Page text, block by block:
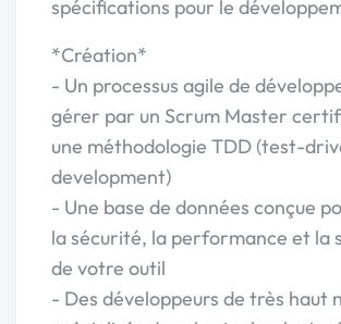
spécifications pour le
*Création*
- Un processus agile de
gérer par un Scrum Master
une méthodologie TDD (test-
development)
- Une base de données conçue
la sécurité, la performance et la
de votre outil
- Des développeurs de très haut